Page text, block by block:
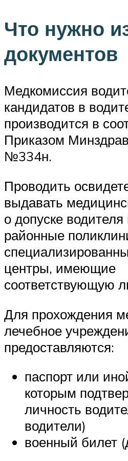
Что нужно
документов
Медкомиссия
кандидатов в
производится в
Приказом
№334н.
Проводить
выдавать
о допуске
районные
центры, имеющие
соответствующую
Для прохождения
лечебное
предоставляются:
паспорт или
которым
личность
водители)
военный билет